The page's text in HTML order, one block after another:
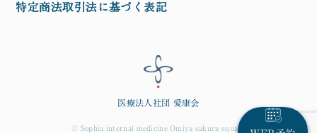
特定商法取引法に基づく表記
医療法人社団 愛康会
© Sophia internal medicine Omiya sakura square